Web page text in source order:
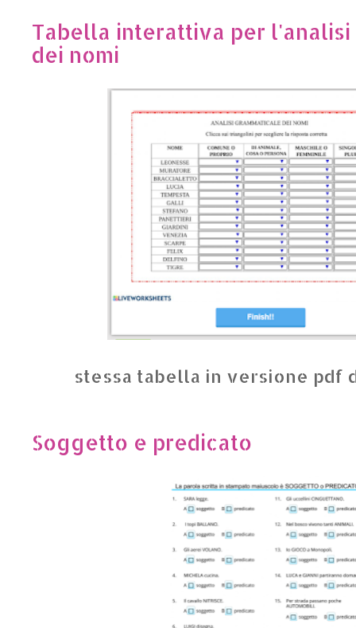
Tabella interattiva per
dei nomi
stessa tabella in versione pdf
Soggetto e predicato